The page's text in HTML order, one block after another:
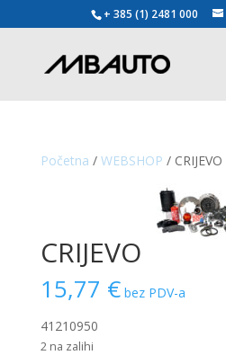
+ 385 (1) 2481 000
Početna / WEBSHOP / CRIJEVO
CRIJEVO
15,77 € bez PDV-a
41210950
2 na zalihi